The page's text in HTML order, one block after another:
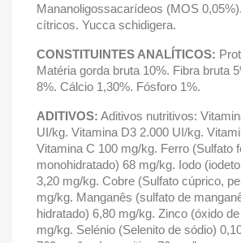
Mananoligossacarídeos (MOS
cítricos. Yucca schidigera.
CONSTITUINTES ANALÍTICOS:
Matéria gorda bruta 10%. Fibra bruta
8%. Cálcio 1,30%. Fósforo 1%.
ADITIVOS: Aditivos nutritivos:
UI/kg. Vitamina D3 2.000 UI/kg.
Vitamina C 100 mg/kg. Ferro (Sulfato
monohidratado) 68 mg/kg. Iodo
3,20 mg/kg. Cobre (Sulfato cúprico,
mg/kg. Manganês (sulfato de
hidratado) 6,80 mg/kg. Zinco (óxido
mg/kg. Selénio (Selenito de sódio)